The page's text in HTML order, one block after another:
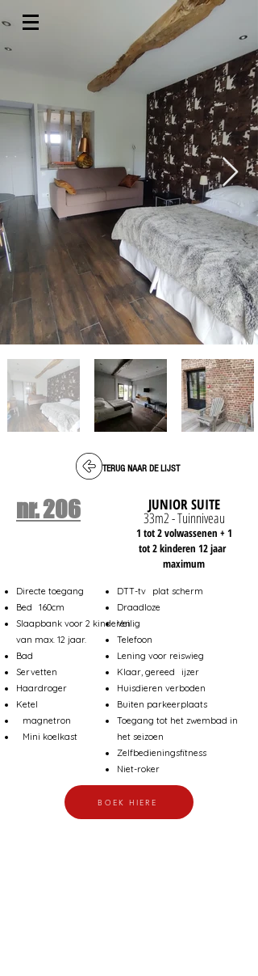
TERUG NAAR DE LIJST
nr. 206 JUNIOR SUITE
33m2 - Tuinniveau
1 tot 2 volwassenen + 1
tot 2 kinderen 12 jaar
maximum
Directe toegang
Bed
160cm
Slaapbank voor 2 kinderen
van max. 12 jaar.
Bad
Servetten
Haardroger
Ketel
magnetron
Mini koelkast
DTT-tv
plat scherm
Draadloze
Veilig
Telefoon
Lening voor reiswieg
Klaar, gereed
ijzer
Huisdieren verboden
Buiten parkeerplaats
Toegang tot het zwembad in
het seizoen
Zelfbedieningsfitness
Niet-roker
BOEK HIERE